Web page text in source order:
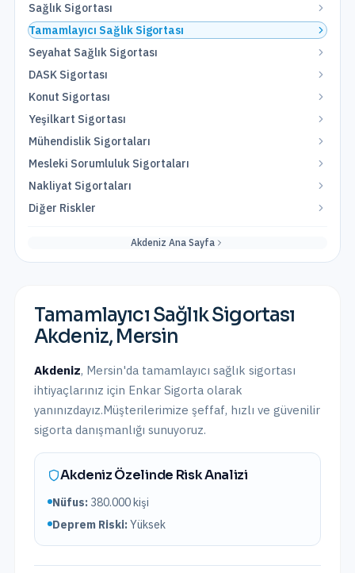
Sağlık Sigortası
Tamamlayıcı Sağlık Sigortası
Seyahat Sağlık Sigortası
DASK Sigortası
Konut Sigortası
Yeşilkart Sigortası
Mühendislik Sigortaları
Mesleki Sorumluluk Sigortaları
Nakliyat Sigortaları
Diğer Riskler
Akdeniz Ana Sayfa
Tamamlayıcı Sağlık Sigortası
Akdeniz, Mersin
Akdeniz, Mersin'da tamamlayıcı sağlık sigortası
ihtiyaçlarınız için Enkar Sigorta olarak
yanınızdayız.Müşterilerimize şeffaf, hızlı ve güvenilir
sigorta danışmanlığı sunuyoruz.
AkdenizÖzelinde Risk Analizi
Nüfus: 380.000kişi
Deprem Riski:Yüksek